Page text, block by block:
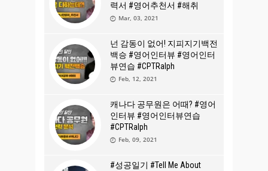
력서​ #영어추천서​ #해취​
Mar, 03, 2021
넌 감동이 없어! 지피지기백전
백승 #영어인터뷰 #영어인터
뷰연습 #CPTRalph
Feb, 12, 2021
캐나다 공무원은 어때? #영어
인터뷰 #영어인터뷰연습
#CPTRalph
Feb, 09, 2021
#성공일기 #Tell Me About